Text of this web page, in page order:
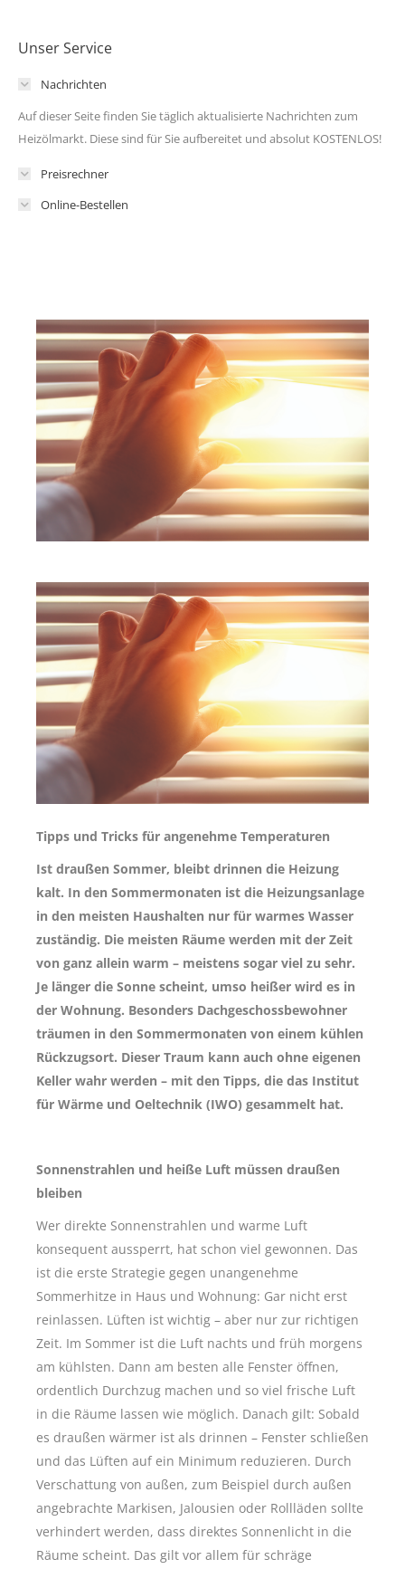
Unser Service
Nachrichten
Auf dieser Seite finden Sie täglich aktualisierte Nachrichten zum
Heizölmarkt. Diese sind für Sie aufbereitet und absolut KOSTENLOS!
Preisrechner
Online-Bestellen
Tipps und Tricks für angenehme Temperaturen
Ist draußen Sommer, bleibt drinnen die Heizung
kalt. In den Sommermonaten ist die Heizungsanlage
in den meisten Haushalten nur für warmes Wasser
zuständig. Die meisten Räume werden mit der Zeit
von ganz allein warm – meistens sogar viel zu sehr.
Je länger die Sonne scheint, umso heißer wird es in
der Wohnung. Besonders Dachgeschossbewohner
träumen in den Sommermonaten von einem kühlen
Rückzugsort. Dieser Traum kann auch ohne eigenen
Keller wahr werden – mit den Tipps, die das Institut
für Wärme und Oeltechnik (IWO) gesammelt hat.
Sonnenstrahlen und heiße Luft müssen draußen
bleiben
Wer direkte Sonnenstrahlen und warme Luft
konsequent aussperrt, hat schon viel gewonnen. Das
ist die erste Strategie gegen unangenehme
Sommerhitze in Haus und Wohnung: Gar nicht erst
reinlassen. Lüften ist wichtig – aber nur zur richtigen
Zeit. Im Sommer ist die Luft nachts und früh morgens
am kühlsten. Dann am besten alle Fenster öffnen,
ordentlich Durchzug machen und so viel frische Luft
in die Räume lassen wie möglich. Danach gilt: Sobald
es draußen wärmer ist als drinnen – Fenster schließen
und das Lüften auf ein Minimum reduzieren. Durch
Verschattung von außen, zum Beispiel durch außen
angebrachte Markisen, Jalousien oder Rollläden sollte
verhindert werden, dass direktes Sonnenlicht in die
Räume scheint. Das gilt vor allem für schräge